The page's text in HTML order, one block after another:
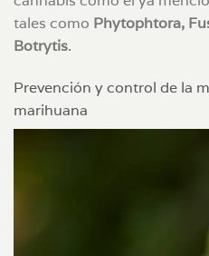
tales como Phytophtora,
Botrytis.
Prevención y control de la
marihuana